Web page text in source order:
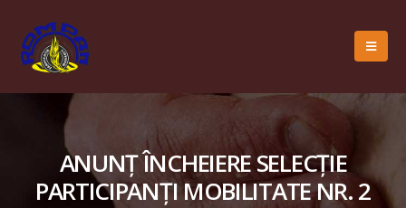
ANUNȚ ÎNCHEIERE SELECȚIE
PARTICIPANȚI MOBILITATE NR. 2